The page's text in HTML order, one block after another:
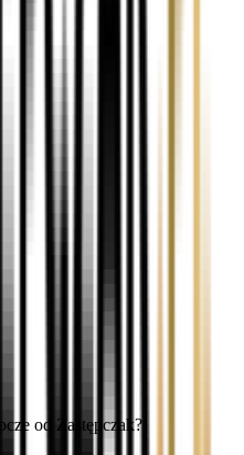
od Zastępczak?